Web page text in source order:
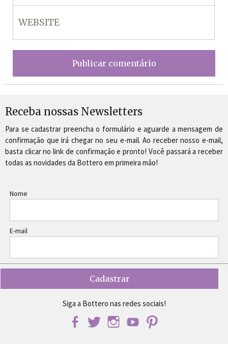
Receba nossas Newsletters
Para se cadastrar preencha o formulário e aguarde a mensagem de
confirmação que irá chegar no seu e-mail. Ao receber nosso e-mail,
basta clicar no link de confirmação e pronto! Você passará a receber
todas as novidades da Bottero em primeira mão!
Nome
E-mail
Siga a Bottero nas redes sociais!